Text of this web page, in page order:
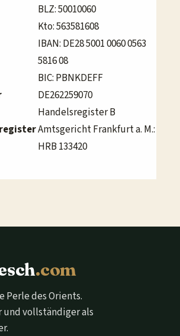
BLZ: 50010060
Kto: 563581608
IBAN: DE28 5001 0060 0563
5816 08
BIC: PBNKDEFF
DE262259070
Handelsregister B
Amtsgericht Frankfurt a. M.:
HRB 133420
.com
Perle des Orients.
vollständiger als